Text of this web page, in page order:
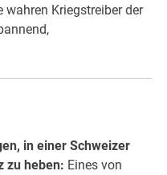
wahren Kriegstreiber der
in einer Schweizer
zu heben: Eines von